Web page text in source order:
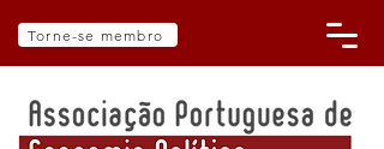
Torne-se membro